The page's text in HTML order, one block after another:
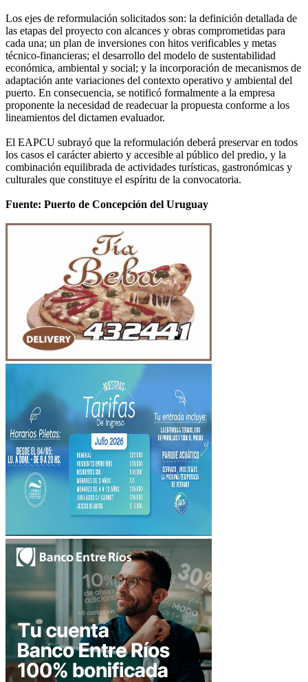
Los ejes de reformulación solicitados son: la definición detallada de
las etapas del proyecto con alcances y obras comprometidas para
cada una; un plan de inversiones con hitos verificables y metas
técnico-financieras; el desarrollo del modelo de sustentabilidad
económica, ambiental y social; y la incorporación de mecanismos de
adaptación ante variaciones del contexto operativo y ambiental del
puerto. En consecuencia, se notificó formalmente a la empresa
proponente la necesidad de readecuar la propuesta conforme a los
lineamientos del dictamen evaluador.
El EAPCU subrayó que la reformulación deberá preservar en todos
los casos el carácter abierto y accesible al público del predio, y la
combinación equilibrada de actividades turísticas, gastronómicas y
culturales que constituye el espíritu de la convocatoria.
Fuente: Puerto de Concepción del Uruguay